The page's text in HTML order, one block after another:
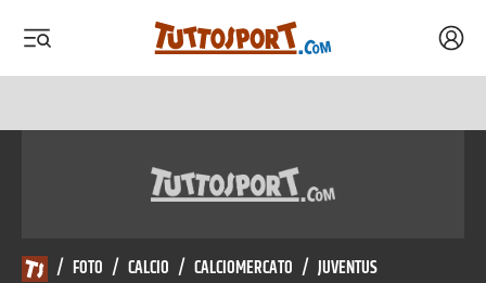
/ FOTO / CALCIO / CALCIOMERCATO / JUVENTUS